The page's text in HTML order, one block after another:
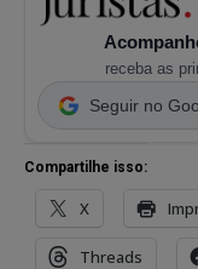
receba as
Seguir no
Compartilhe isso:
X
Threads